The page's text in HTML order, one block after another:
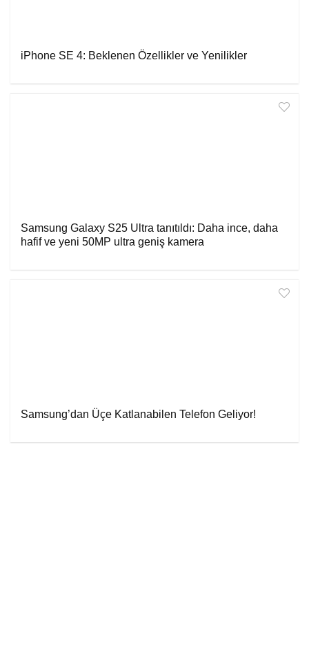
iPhone SE 4: Beklenen Özellikler ve Yenilikler
Samsung Galaxy S25 Ultra tanıtıldı: Daha ince, daha
hafif ve yeni 50MP ultra geniş kamera
Samsung’dan Üçe Katlanabilen Telefon Geliyor!